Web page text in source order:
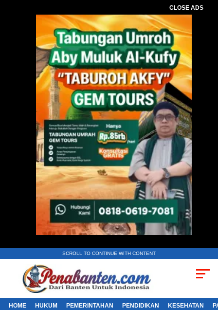
CLOSE ADS
SCROLL TO CONTINUE WITH CONTENT
HOME HUKUM PEMERINTAHAN PENDIDIKAN KESEHATAN